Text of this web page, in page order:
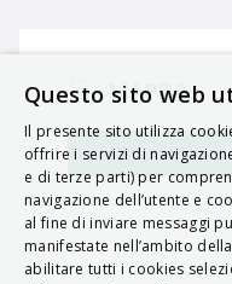
MAPPA
Questo sito web
Il presente sito utilizza
offrire i servizi di
e di terze parti) per
navigazione dell’utente e
al fine di inviare messaggi
manifestate nell’ambito
abilitare tutti i cookies